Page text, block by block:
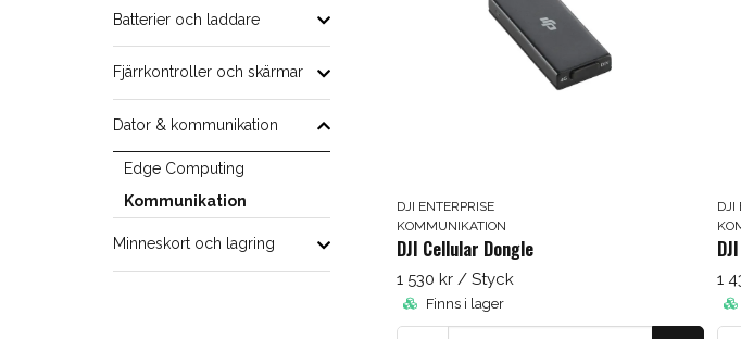
Batterier och laddare
Fjärrkontroller och skärmar
Dator & kommunikation
Edge Computing
Kommunikation
Minneskort och lagring
DJI ENTERPRISE
KOMMUNIKATION
DJI Cellular Dongle
1 530 kr / Styck
Finns i lager
DJI
1